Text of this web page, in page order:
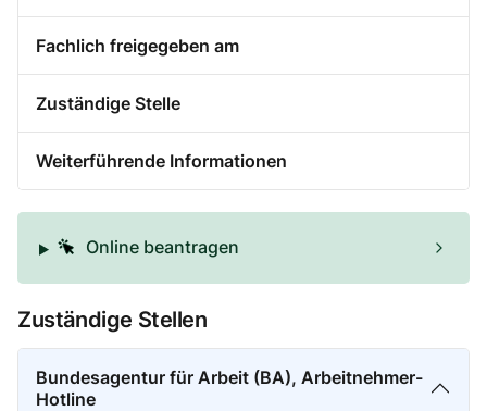
Fachlich freigegeben am
Zuständige Stelle
Weiterführende Informationen
Online beantragen
Zuständige Stellen
Bundesagentur für Arbeit (BA), Arbeitnehmer-
Hotline